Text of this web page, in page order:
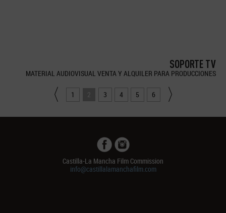
SOPORTE TV
MATERIAL AUDIOVISUAL VENTA Y ALQUILER PARA PRODUCCIONES
1 2 3 4 5 6
Castilla-La Mancha Film Commission
info@castillalamanchafilm.com